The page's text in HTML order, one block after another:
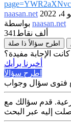
naasan.net
naasan.net
341ألف نقاط
اطرح سؤالاً ذا صلة
الإجابة مفيدة؟
أخبرنا برأيك
اطرح سؤالاً
قدم سؤالك مع